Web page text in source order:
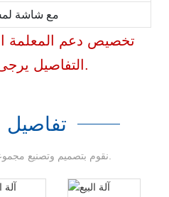
مع شاشة لمس 21.5
التفاصيل يرجى الاتصال بنا.
تفاصيل